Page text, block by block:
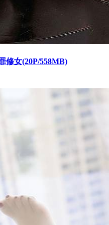
修女(20P/558MB)